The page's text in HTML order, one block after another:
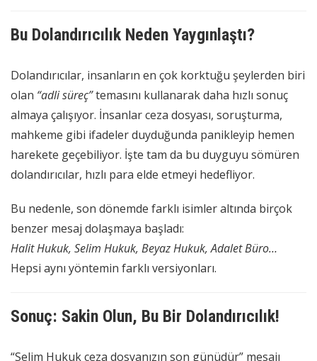
Bu Dolandırıcılık Neden Yaygınlaştı?
Dolandırıcılar, insanların en çok korktuğu şeylerden biri
olan “adli süreç”temasını kullanarak daha hızlı sonuç
almaya çalışıyor. İnsanlar ceza dosyası, soruşturma,
mahkeme gibi ifadeler duyduğunda panikleyip hemen
harekete geçebiliyor. İşte tam da bu duyguyu sömüren
dolandırıcılar, hızlı para elde etmeyi hedefliyor.
Bu nedenle, son dönemde farklı isimler altında birçok
benzer mesaj dolaşmaya başladı:
Halit Hukuk, Selim Hukuk, Beyaz Hukuk, Adalet Büro…
Hepsi aynı yöntemin farklı versiyonları.
Sonuç: Sakin Olun, Bu Bir Dolandırıcılık!
“Selim Hukuk ceza dosyanızın son günüdür” mesajı